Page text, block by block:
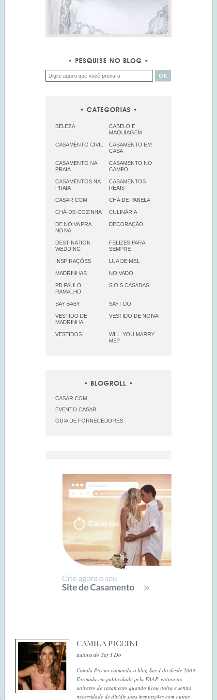
PESQUISE NO BLOG
CATEGORIAS
BELEZA
CABELO E
MAQUIAGEM
CASAMENTO CIVIL
CASAMENTO EM
CASA
CASAMENTO NA
PRAIA
CASAMENTO NO
CAMPO
CASAMENTOS NA
PRAIA
CASAMENTOS
REAIS
CASAR.COM CHÁ DE PANELA
CHÁ-DE-COZINHA CULINÁRIA
DE NOIVA PRA
NOIVA
DECORAÇÃO
DESTINATION
WEDDING
FELIZES PARA
SEMPRE
INSPIRAÇÕES LUA DE MEL
MADRINHAS NOIVADO
PD PAULO
RAMALHO
S.O.S CASADAS
SAY BABY SAY I DO
VESTIDO DE
MADRINHA
VESTIDO DE NOIVA
VESTIDOS
WILL YOU MARRY
ME?
BLOGROLL
CASAR.COM
EVENTO CASAR
GUIA DE FORNECEDORES
CAMILA PICCINI
autora do Say I Do
Camila Piccini comanda o blog Say I do desde 2009.
Formada em publicidade pela FAAP, entrou no
universo de casamento quando ficou noiva e sentiu
necessidade de dividir suas inspirações com outras